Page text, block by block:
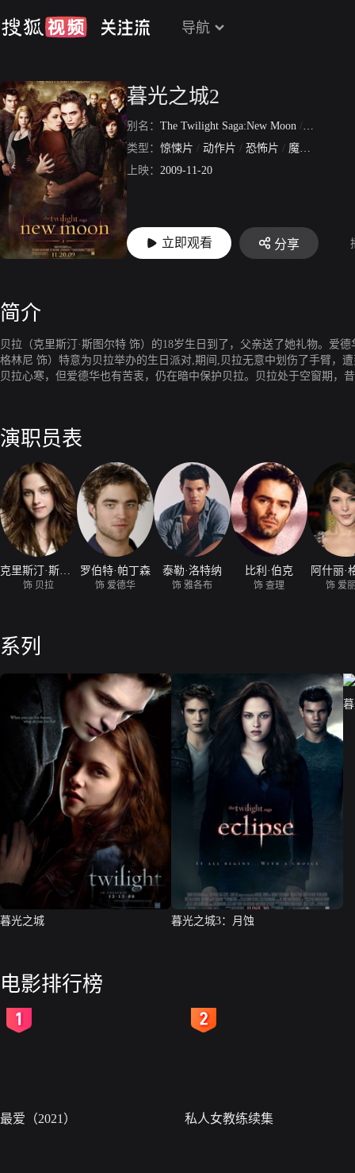
导航
暮光之城2
别名： The Twilight Saga:New Moon / 暮色2:新
类型： 惊悚片 / 动作片 / 恐怖片 / 魔幻片
上映： 2009-11-20
立即观看 分享
简介
贝拉（克里斯汀·斯图尔特 饰）的18岁生日到了，父亲送了她礼物。爱
格林尼 饰）特意为贝拉举办的生日派对,期间,贝拉无意中划伤了手臂，
贝拉心寒，但爱德华也有苦衷，仍在暗中保护贝拉。贝拉处于空窗期，
演职员表
饰 贝拉
罗伯特·帕丁森
饰 爱德华
泰勒·洛特纳
饰 雅各布
比利·伯克
饰 查理
阿什丽·
饰 爱
系列
暮光之城 暮光之城3：月蚀
电影排行榜
最爱（2021） 私人女教练续集